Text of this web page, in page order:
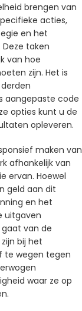
brengen van
acties,
en het
Deze taken
van hoe
zijn. Het is
aangepaste code
opties kunt u de
opleveren.
maken van
afhankelijk van
ervan. Hoewel
geld aan dit
en het
uitgaven
van de
bij het
​​te wegen tegen
waar ze op